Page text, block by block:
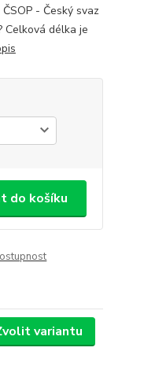
- Český svaz
Celková délka je
do košíku
variantu